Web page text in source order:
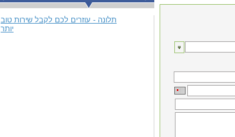
תלונה - עוזרים לכם לקבל שירות טוב
יותר